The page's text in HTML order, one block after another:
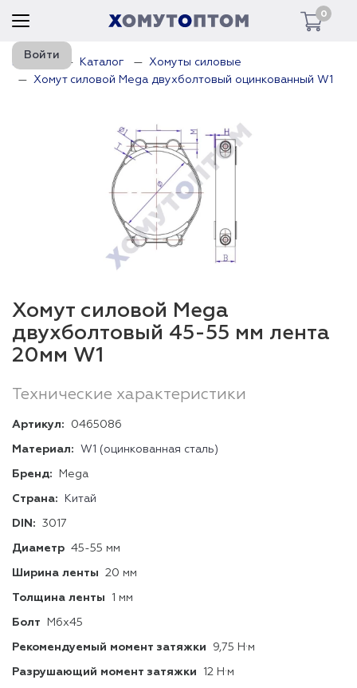
0
Войти
Главная Каталог
Хомуты силовые
Хомут силовой Mega двухболтовый оцинкованный W1
Хомут силовой Mega
двухболтовый 45-55 мм лента
20мм W1
Технические характеристики
Артикул: 0465086
Материал: W1 (оцинкованная сталь)
Бренд: Mega
Страна: Китай
DIN: 3017
Диаметр 45-55 мм
Ширина ленты 20 мм
Толщина ленты 1 мм
Болт М6х45
Рекомендуемый момент затяжки 9,75 Н·м
Разрушающий момент затяжки 12 Н·м